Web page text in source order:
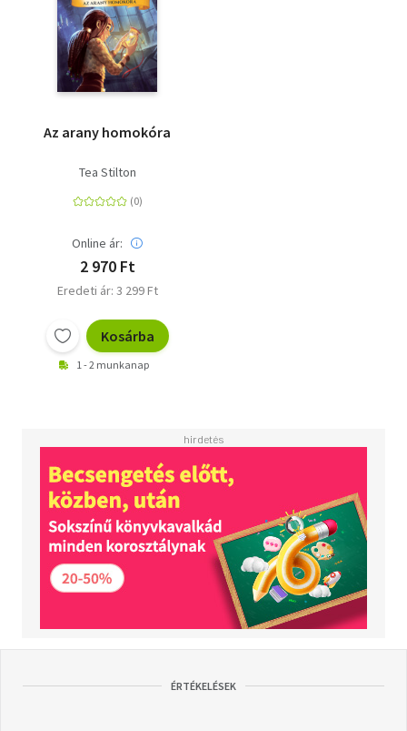
Az arany homokóra
Tea Stilton
Online ár:
2 970 Ft
Eredeti ár: 3 299 Ft
Kosárba
1 - 2 munkanap
ÉRTÉKELÉSEK